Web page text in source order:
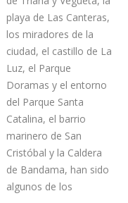
Los barrios históricos
de Triana y Vegueta, la
playa de Las Canteras,
los miradores de la
ciudad, el castillo de La
Luz, el Parque
Doramas y el entorno
del Parque Santa
Catalina, el barrio
marinero de San
Cristóbal y la Caldera